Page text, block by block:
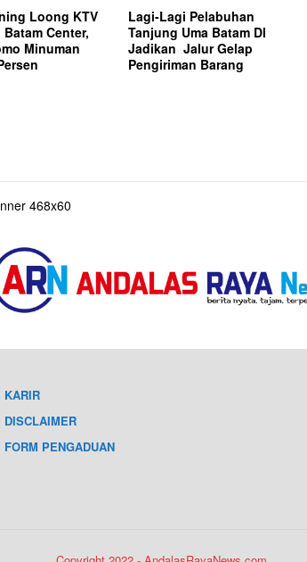
Loong KTV
Center,
Minuman
Lagi-Lagi Pelabuhan
Tanjung Uma Batam DI
Jadikan Jalur Gelap
Pengiriman Barang
KARIR
DISCLAIMER
FORM PENGADUAN